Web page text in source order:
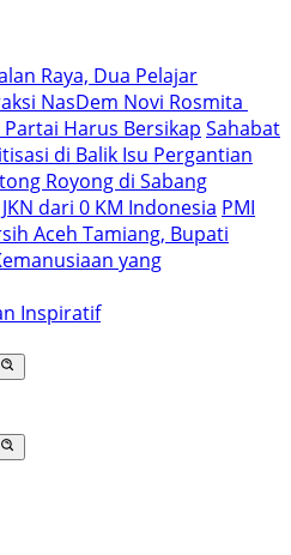
Raya, Dua Pelajar
NasDem Novi Rosmita
Harus Bersikap Sahabat
di Balik Isu Pergantian
Royong di Sabang
dari 0 KM Indonesia PMI
Aceh Tamiang, Bupati
yang